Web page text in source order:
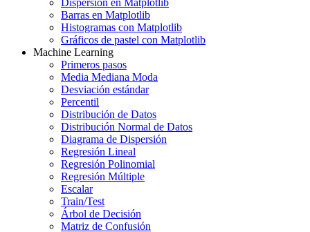
Dispersión en Matplotlib
Barras en Matplotlib
Histogramas con Matplotlib
Gráficos de pastel con Matplotlib
Machine Learning
Primeros pasos
Media Mediana Moda
Desviación estándar
Percentil
Distribución de Datos
Distribución Normal de Datos
Diagrama de Dispersión
Regresión Lineal
Regresión Polinomial
Regresión Múltiple
Escalar
Train/Test
Árbol de Decisión
Matriz de Confusión